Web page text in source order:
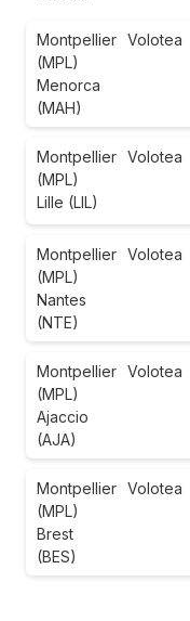
Montpellier
(MPL)
Menorca
(MAH)
Volotea
Montpellier
(MPL)
Lille (LIL)
Volotea
Montpellier
(MPL)
Nantes
(NTE)
Volotea
Montpellier
(MPL)
Ajaccio
(AJA)
Volotea
Montpellier
(MPL)
Brest
(BES)
Volotea